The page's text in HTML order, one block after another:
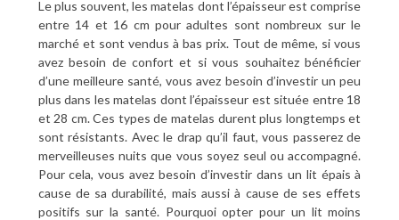
Le plus souvent, les matelas dont l’épaisseur est comprise
entre 14 et 16 cm pour adultes sont nombreux sur le
marché et sont vendus à bas prix. Tout de même, si vous
avez besoin de confort et si vous souhaitez bénéficier
d’une meilleure santé, vous avez besoin d’investir un peu
plus dans les matelas dont l’épaisseur est située entre 18
et 28 cm. Ces types de matelas durent plus longtemps et
sont résistants. Avec le drap qu’il faut, vous passerez de
merveilleuses nuits que vous soyez seul ou accompagné.
Pour cela, vous avez besoin d’investir dans un lit épais à
cause de sa durabilité, mais aussi à cause de ses effets
positifs sur la santé. Pourquoi opter pour un lit moins